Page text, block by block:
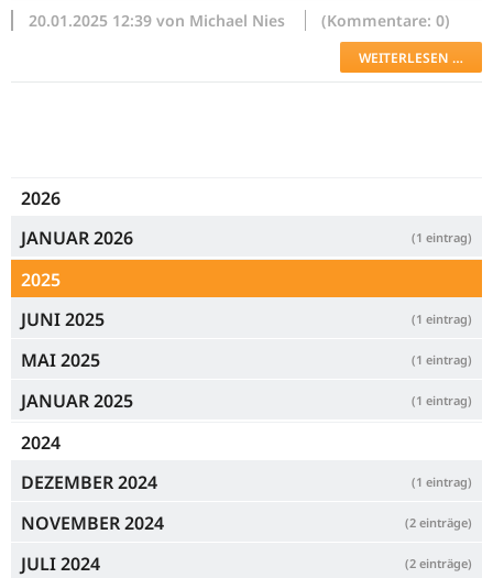
20.01.2025 12:39 von Michael Nies (Kommentare: 0)
WEITERLESEN …
2026
JANUAR 2026
(1 eintrag)
2025
JUNI 2025
(1 eintrag)
MAI 2025 (1 eintrag)
JANUAR 2025 (1 eintrag)
2024
DEZEMBER 2024
(1 eintrag)
NOVEMBER 2024 (2 einträge)
JULI 2024 (2 einträge)